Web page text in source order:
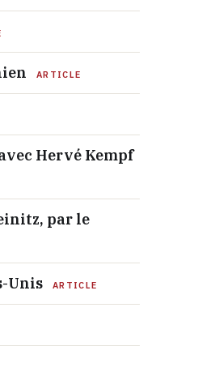
ARTICLE
Hervé Kempf
par le
Unis ARTICLE